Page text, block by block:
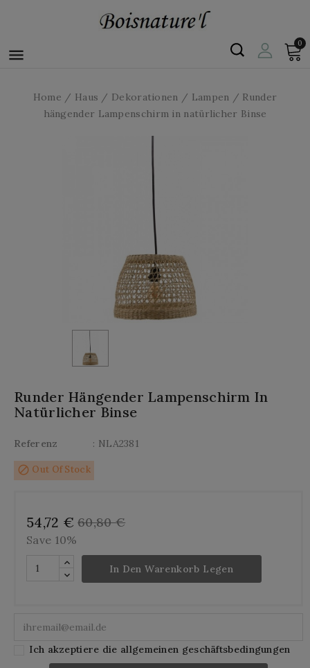

0
Home Haus Dekorationen Lampen
Runder
hängender Lampenschirm in natürlicher Binse
Runder Hängender Lampenschirm In
Natürlicher Binse
Referenz : NLA2381
block Out Of Stock
54,72 € 60,80 €
Save 10%
In Den Warenkorb Legen
Ich akzeptiere die allgemeinen geschäftsbedingungen